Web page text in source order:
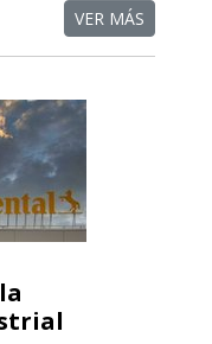
de
del
VER MÁS